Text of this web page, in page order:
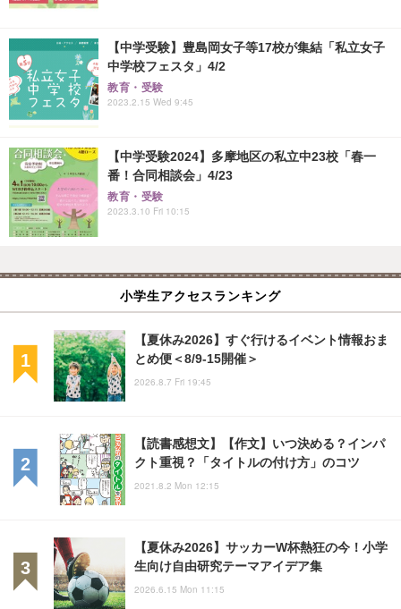
【中学受験】豊島岡女子等17校が集結「私立女子
中学校フェスタ」4/2
教育・受験
2023.2.15 Wed 9:45
【中学受験2024】多摩地区の私立中23校「春一
番！合同相談会」4/23
教育・受験
2023.3.10 Fri 10:15
小学生アクセスランキング
【夏休み2026】すぐ行けるイベント情報おま
とめ便＜8/9-15開催＞
2026.8.7 Fri 19:45
【読書感想文】【作文】いつ決める？インパ
クト重視？「タイトルの付け方」のコツ
2021.8.2 Mon 12:15
【夏休み2026】サッカーW杯熱狂の今！小学
生向け自由研究テーマアイデア集
2026.6.15 Mon 11:15